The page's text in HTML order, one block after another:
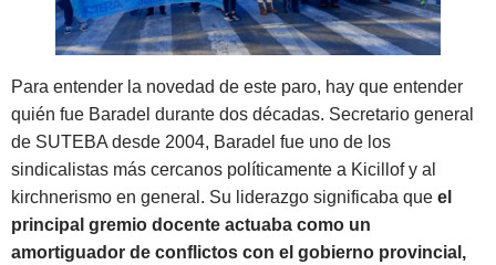
Para entender la novedad de este paro, hay que entender
quién fue Baradel durante dos décadas. Secretario general
de SUTEBA desde 2004, Baradel fue uno de los
sindicalistas más cercanos políticamente a Kicillof y al
kirchnerismo en general. Su liderazgo significaba que el
principal gremio docente actuaba como un
amortiguador de conflictos con el gobierno provincial,